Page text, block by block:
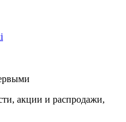
акции и распродажи,